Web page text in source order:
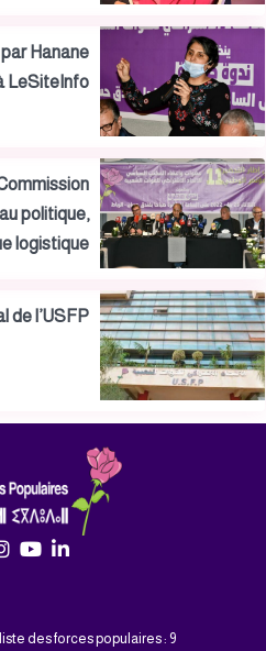
Hanane
LeSiteInfo
politique,
logistique
de l’USFP
des forces populaires : 9